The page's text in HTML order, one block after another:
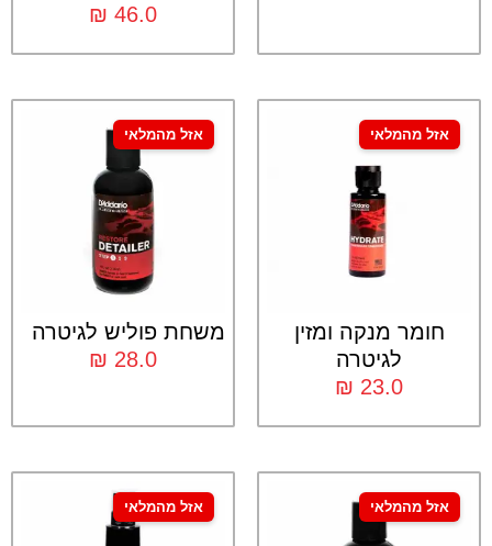
₪ 46.0
אזל מהמלאי
חומר מנקה ומזין
לגיטרה
₪ 23.0
אזל מהמלאי
משחת פוליש לגיטרה
₪ 28.0
אזל מהמלאי אזל מהמלאי